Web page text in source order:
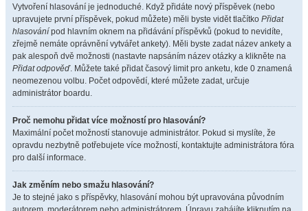
Vytvoření hlasování je jednoduché. Když přidáte nový příspěvek (nebo
upravujete první příspěvek, pokud můžete) měli byste vidět tlačítko Přidat
hlasování pod hlavním oknem na přidávání příspěvků (pokud to nevidíte,
zřejmě nemáte oprávnění vytvářet ankety). Měli byste zadat název ankety a
pak alespoň dvě možnosti (nastavte napsáním název otázky a klikněte na
Přidat odpověď. Můžete také přidat časový limit pro anketu, kde 0 znamená
neomezenou volbu. Počet odpovědí, které můžete zadat, určuje
administrátor boardu.
Proč nemohu přidat více možností pro hlasování?
Maximální počet možností stanovuje administrátor. Pokud si myslíte, že
opravdu nezbytně potřebujete více možností, kontaktujte administrátora fóra
pro další informace.
Jak změním nebo smažu hlasování?
Je to stejné jako s příspěvky, hlasování mohou být upravována původním